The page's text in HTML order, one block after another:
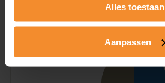
Alles toestaan
Aanpassen